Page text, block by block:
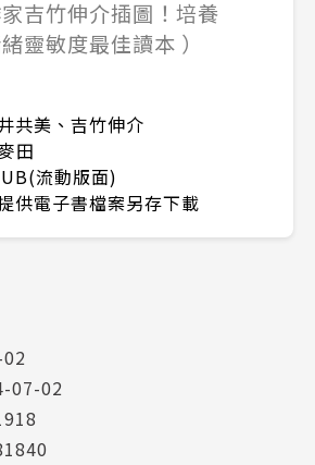
家吉竹伸介插圖！培養
靈敏度最佳讀本 ）
共美、吉竹伸介
田
流動版面)
供電子書檔案另存下載
07-02